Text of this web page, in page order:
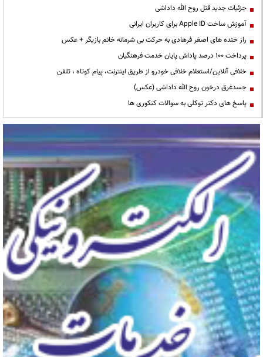
جزئیات جدید قتل روح الله داداشی
آموزش ساخت Apple ID برای کاربران ایرانی
راز خنده های اصغر فرهادی به حرکت بی شرمانه خانم بازیگر + عکس
پرداخت ۱۰۰ درصد پاداش پایان خدمت فرهنگیان
خلافی آنلاین/استعلام خلافی خودرو از طریق اینترنت، پیام کوتاه ، تلفن
جسدغرق درخون روح الله داداشی (عکس)
پاسخ های دکتر توکلی به سوالات کنکوری ها